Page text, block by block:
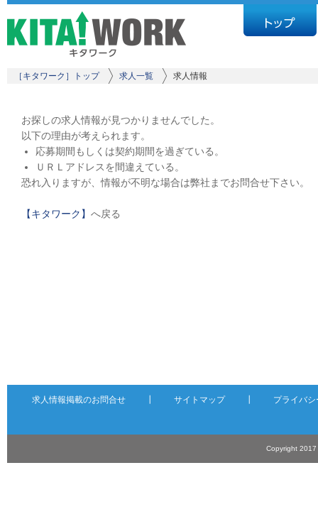
［キタワーク］トップ 求人一覧 求人情報
お探しの求人情報が見つかりませんでした。
以下の理由が考えられます。
応募期間もしくは契約期間を過ぎている。
ＵＲＬアドレスを間違えている。
恐れ入りますが、情報が不明な場合は弊社までお問合せ下さい。
【キタワーク】 へ戻る
求人情報掲載のお問合せ サイトマップ プライバ
Copyright